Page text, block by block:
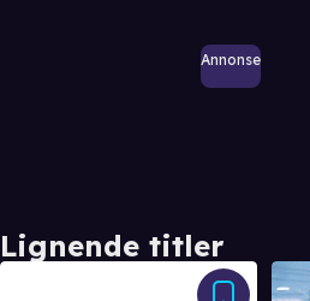
Annonse
Lignende titler